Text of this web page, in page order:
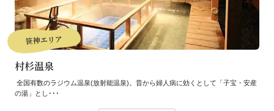
笹神エリア
村杉温泉
全国有数のラジウム温泉(放射能温泉)。昔から婦人病に効くとして「子宝・安産
の湯」とし･･･